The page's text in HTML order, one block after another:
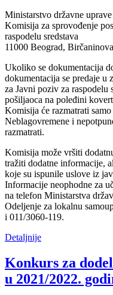
Ministarstvo državne
Komisija za sprovođenje
raspodelu sredstava
11000 Beograd,
Ukoliko se dokumentacija
dokumentacija se predaje u
za Javni poziv za raspodelu
pošiljaoca na poleđini
Komisija će razmatrati
Neblagovremene i
razmatrati.
Komisija može vršiti
tražiti dodatne informacije,
koje su ispunile uslove iz
Informacije neophodne za
na telefon Ministarstva
Odeljenje za lokalnu
i 011/3060-119.
Detaljnije
Konkurs za
u 2021/2022.